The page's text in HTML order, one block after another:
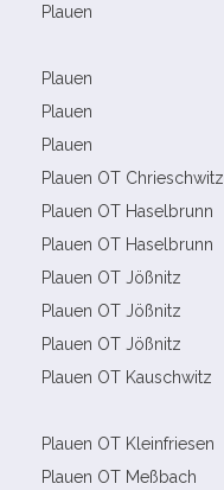
Plauen
Plauen
Plauen
Plauen
Plauen OT Chrieschwitz
Plauen OT Haselbrunn
Plauen OT Haselbrunn
Plauen OT Jößnitz
Plauen OT Jößnitz
Plauen OT Jößnitz
Plauen OT Kauschwitz
Plauen OT Kleinfriesen
Plauen OT Meßbach